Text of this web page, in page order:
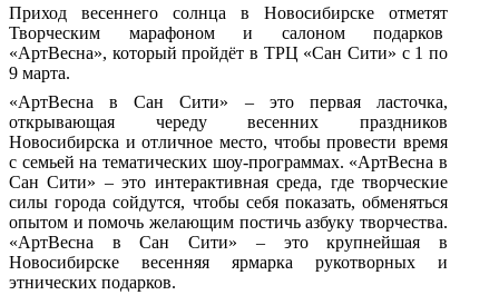
Приход весеннего солнца в Новосибирске отметят
Творческим марафоном и салоном подарков
«АртВесна», который пройдёт в ТРЦ «Сан Сити» с 1 по
9 марта.
«АртВесна в Сан Сити» – это первая ласточка,
открывающая череду весенних праздников
Новосибирска и отличное место, чтобы провести время
с семьей на тематических шоу-программах. «АртВесна в
Сан Сити» – это интерактивная среда, где творческие
силы города сойдутся, чтобы себя показать, обменяться
опытом и помочь желающим постичь азбуку творчества.
«АртВесна в Сан Сити» – это крупнейшая в
Новосибирске весенняя ярмарка рукотворных и
этнических подарков.